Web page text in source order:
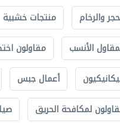
والرخام منتجات خشبية
الأنسب
مقاولون
أعمال جبس
لمكافحة الحريق